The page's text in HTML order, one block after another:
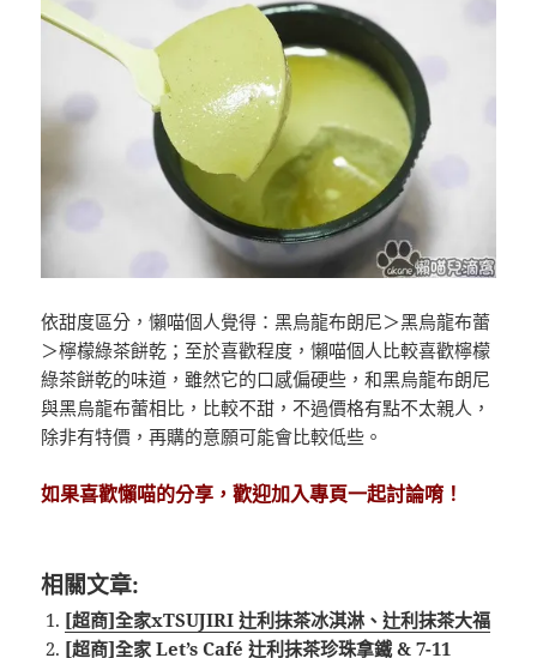
依甜度區分，懶喵個人覺得：黑烏龍布朗尼＞黑烏龍布蕾
＞檸檬綠茶餅乾；至於喜歡程度，懶喵個人比較喜歡檸檬
綠茶餅乾的味道，雖然它的口感偏硬些，和黑烏龍布朗尼
與黑烏龍布蕾相比，比較不甜，不過價格有點不太親人，
除非有特價，再購的意願可能會比較低些。
如果喜歡懶喵的分享，歡迎加入專頁一起討論唷！
相關文章:
[超商]全家xTSUJIRI 辻利抹茶冰淇淋、辻利抹茶大福
[超商]全家 Let’s Café 辻利抹茶珍珠拿鐵 & 7-11